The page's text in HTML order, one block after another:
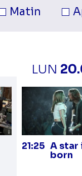
la journée.
Matin
LUN
21:25 A star
born